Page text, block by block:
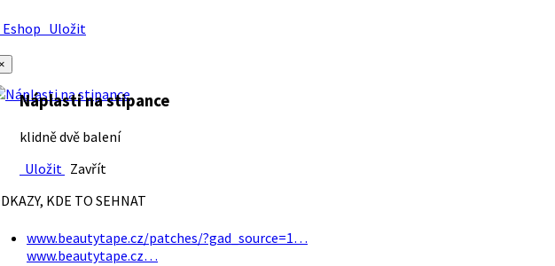
Uložit
Náplasti na stipance
klidně dvě balení
Uložit Zavřít
KDE TO SEHNAT
www.beautytape.cz/patches/?gad_source=1…
www.beautytape.cz…